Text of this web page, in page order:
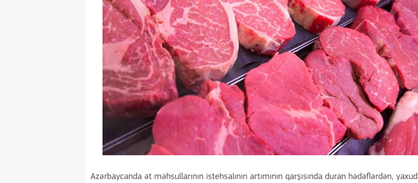
Azərbaycanda ət məhsullarının istehsalının artımının qarşısında duran hədəflərdən, yaxud